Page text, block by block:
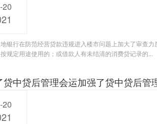
20
银行在防范经营贷款违规进入楼市问题上加大了审查
规定用途使用的；或借款人有未结清的消费贷记录的...
贷中贷后管理会运加强了贷中贷后管
20